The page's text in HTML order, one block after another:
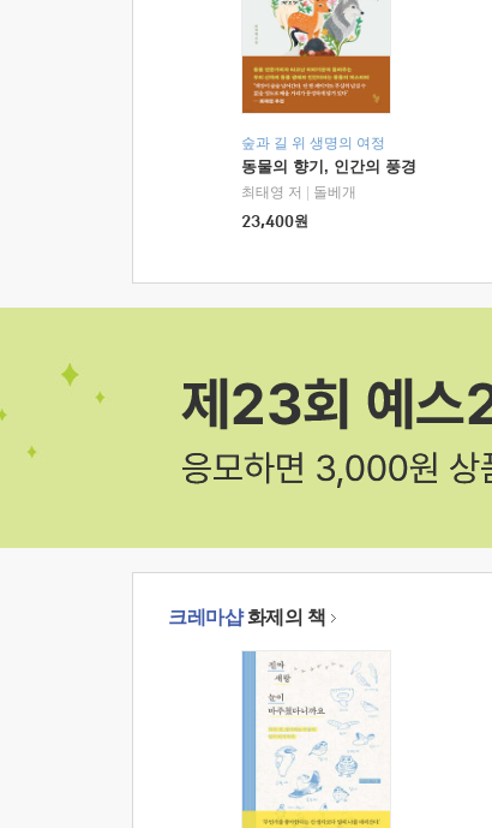
숲과 길 위 생명의 여정
동물의 향기, 인간의 풍경
최태영 저
돌베개
23,400원
크레마샵화제의 책